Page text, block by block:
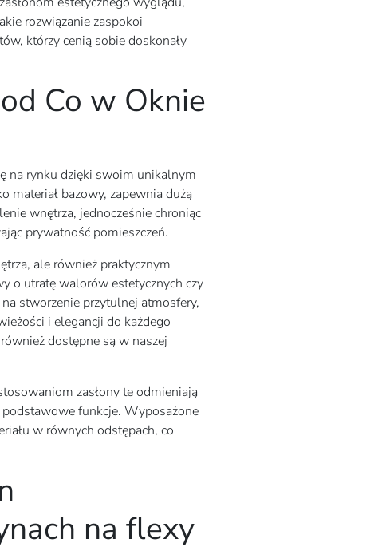
rozwiązanie zaspokoi
którzy cenią sobie doskonały
Co w Oknie
na rynku dzięki swoim unikalnym
materiał bazowy, zapewnia dużą
wnętrza, jednocześnie chroniąc
prywatność pomieszczeń.
ale również praktycznym
o utratę walorów estetycznych czy
stworzenie przytulnej atmosfery,
i elegancji do każdego
dostępne są w naszej
zasłony te odmieniają
podstawowe funkcje. Wyposażone
w równych odstępach, co
na flexy